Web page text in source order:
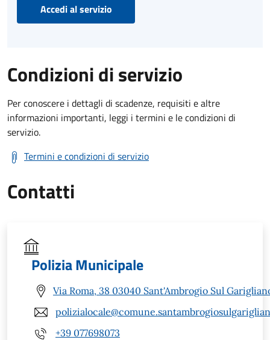
Accedi al servizio
Condizioni di servizio
Per conoscere i dettagli di scadenze, requisiti e altre
informazioni importanti, leggi i termini e le condizioni di
servizio.
Termini e condizioni di servizio
Contatti
Polizia Municipale
Via Roma, 38 03040 Sant'Ambrogio Sul
+39 077698073